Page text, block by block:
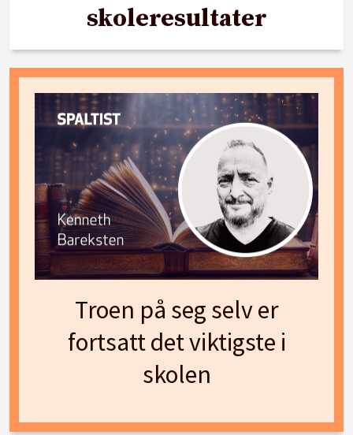
skoleresultater
Troen på seg selv er
fortsatt det viktigste i
skolen